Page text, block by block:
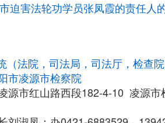
迫害法轮功学员张凤霞的责任人
（法院，司法局，司法厅，检查院
市凌源市检察院
源市红山路西段182-4-10 凌源市